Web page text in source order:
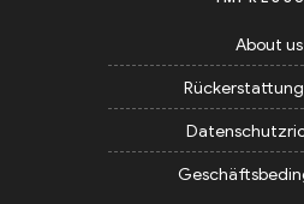
About us